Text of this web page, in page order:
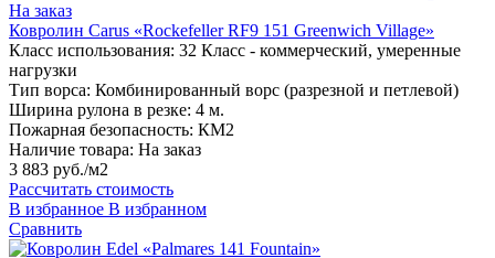
На заказ
Ковролин Carus «Rockefeller RF9 151 Greenwich Village»
Класс использования: 32 Класс - коммерческий, умеренные
нагрузки
Тип ворса: Комбинированный ворс (разрезной и петлевой)
Ширина рулона в резке: 4 м.
Пожарная безопасность: КМ2
Наличие товара: На заказ
3 883 руб./м2
Рассчитать стоимость
В избранное В избранном
Сравнить